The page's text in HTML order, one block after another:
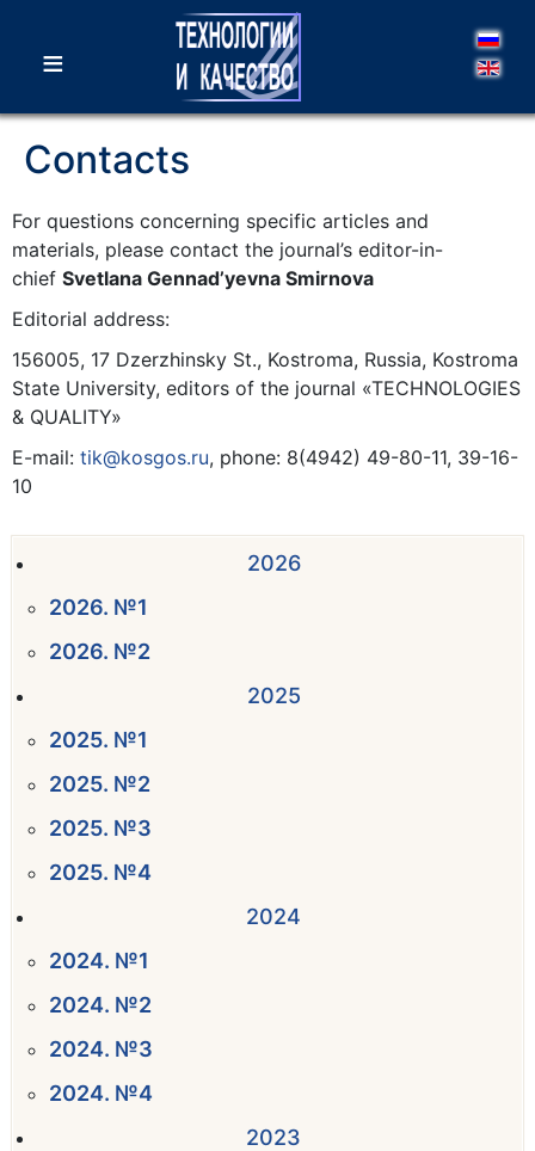
≡
Contacts
For questions concerning specific articles and
materials, please contact the journal’s editor-in-
chief Svetlana Gennad’yevna Smirnova
Editorial address:
156005, 17 Dzerzhinsky St., Kostroma, Russia, Kostroma
State University, editors of the journal «TECHNOLOGIES
& QUALITY»
E-mail: tik@kosgos.ru, phone: 8(4942) 49-80-11, 39-16-
10
2026
2026. №1
2026. №2
2025
2025. №1
2025. №2
2025. №3
2025. №4
2024
2024. №1
2024. №2
2024. №3
2024. №4
2023